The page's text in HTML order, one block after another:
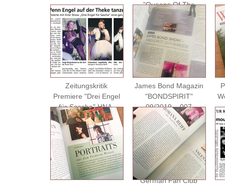
"Queens Of The
Night"
Zeitungskritik
Premiere "Drei Engel
für Sascha" HNA,
18.09.2019
James Bond Magazin
"BONDSPIRIT"
09/2019 – 007
NEWSLETTER" Seite
3. Print-Ausgabe 1/19
© 2019
INTERNATIONAL
BOND SOCIETY.
James Bond 007
German Fan Club